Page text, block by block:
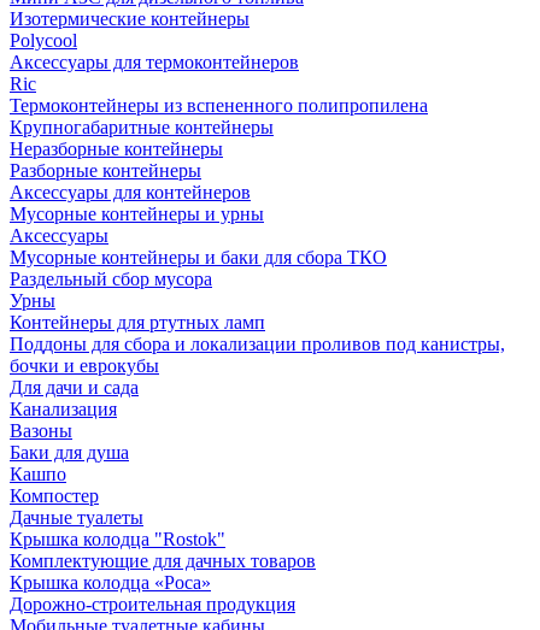
Изотермические контейнеры
Polycool
Аксессуары для термоконтейнеров
Ric
Термоконтейнеры из вспененного полипропилена
Крупногабаритные контейнеры
Неразборные контейнеры
Разборные контейнеры
Аксессуары для контейнеров
Мусорные контейнеры и урны
Аксессуары
Мусорные контейнеры и баки для сбора ТКО
Раздельный сбор мусора
Урны
Контейнеры для ртутных ламп
Поддоны для сбора и локализации проливов под канистры,
бочки и еврокубы
Для дачи и сада
Канализация
Вазоны
Баки для душа
Кашпо
Компостер
Дачные туалеты
Крышка колодца "Rostok"
Комплектующие для дачных товаров
Крышка колодца «Роса»
Дорожно-строительная продукция
Мобильные туалетные кабины